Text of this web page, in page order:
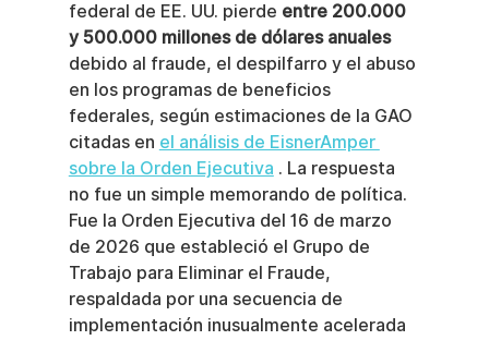
federal de EE. UU. pierde entre 200.000
y 500.000 millones de dólares anuales
debido al fraude, el despilfarro y el abuso
en los programas de beneficios
federales, según estimaciones de la GAO
citadas en el análisis de EisnerAmper
sobre la Orden Ejecutiva . La respuesta
no fue un simple memorando de política.
Fue la Orden Ejecutiva del 16 de marzo
de 2026 que estableció el Grupo de
Trabajo para Eliminar el Fraude,
respaldada por una secuencia de
implementación inusualmente acelerada